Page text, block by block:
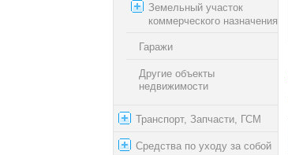
Земельный участок
коммерческого назначения
Гаражи
Другие объекты
недвижимости
Транспорт, Запчасти, ГСМ
Средства по уходу за собой